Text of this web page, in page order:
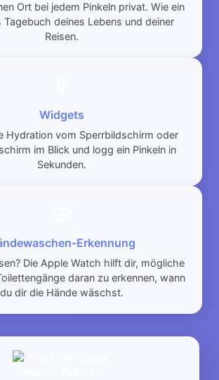
Ort bei jedem Pinkeln privat. Wie ein
Tagebuch deines Lebens und deiner
Reisen.
Widgets
Hydration vom Sperrbildschirm oder
im Blick und logg ein Pinkeln in
Sekunden.
Erkennung
Die Apple Watch hilft dir, mögliche
daran zu erkennen, wann
du dir die Hände wäschst.